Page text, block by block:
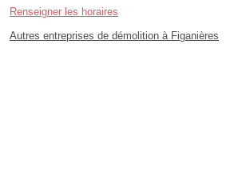
Renseigner les horaires
Autres entreprises de démolition à Figanières